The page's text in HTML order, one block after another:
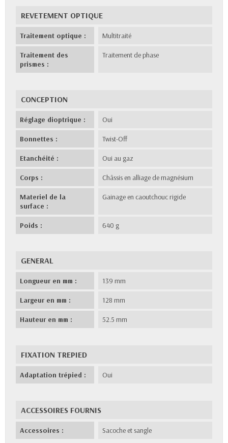
REVETEMENT OPTIQUE
Traitement optique : Multitraité
Traitement des
prismes :
Traitement de phase
CONCEPTION
Réglage dioptrique : Oui
Bonnettes : Twist-Off
Etanchéité : Oui au gaz
Corps : Châssis en alliage de magnésium
Materiel de la
surface :
Gainage en caoutchouc rigide
Poids : 640 g
GENERAL
Longueur en mm : 139 mm
Largeur en mm : 128 mm
Hauteur en mm : 52.5 mm
FIXATION TREPIED
Adaptation trépied : Oui
ACCESSOIRES FOURNIS
Accessoires : Sacoche et sangle